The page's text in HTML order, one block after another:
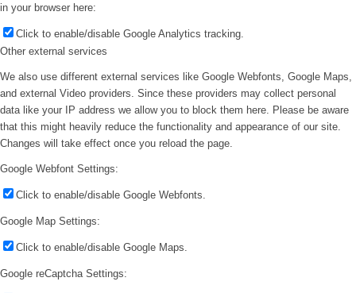
in your browser here:
Click to enable/disable Google Analytics tracking.
Other external services
We also use different external services like Google Webfonts, Google Maps,
and external Video providers. Since these providers may collect personal
data like your IP address we allow you to block them here. Please be aware
that this might heavily reduce the functionality and appearance of our site.
Changes will take effect once you reload the page.
Google Webfont Settings:
Click to enable/disable Google Webfonts.
Google Map Settings:
Click to enable/disable Google Maps.
Google reCaptcha Settings: